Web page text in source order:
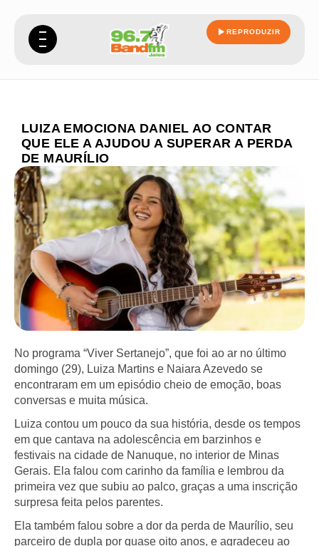
REPRODUZIR
LUIZA EMOCIONA DANIEL AO CONTAR
QUE ELE A AJUDOU A SUPERAR A PERDA
DE MAURÍLIO
No programa “Viver Sertanejo”, que foi ao ar no último
domingo (29), Luiza Martins e Naiara Azevedo se
encontraram em um episódio cheio de emoção, boas
conversas e muita música.
Luiza contou um pouco da sua história, desde os tempos
em que cantava na adolescência em barzinhos e
festivais na cidade de Nanuque, no interior de Minas
Gerais. Ela falou com carinho da família e lembrou da
primeira vez que subiu ao palco, graças a uma inscrição
surpresa feita pelos parentes.
Ela também falou sobre a dor da perda de Maurílio, seu
parceiro de dupla por quase oito anos, e agradeceu ao